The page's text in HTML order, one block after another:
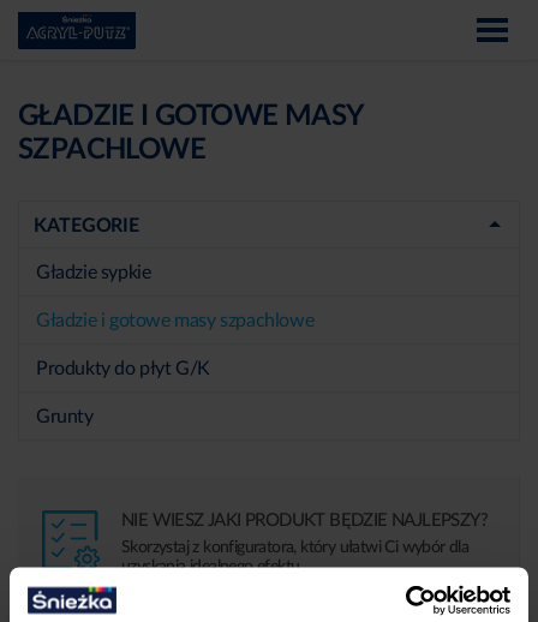
GŁADZIE I GOTOWE MASY
SZPACHLOWE
KATEGORIE
Gładzie sypkie
Gładzie i gotowe masy szpachlowe
Produkty do płyt G/K
Grunty
NIE WIESZ JAKI PRODUKT BĘDZIE NAJLEPSZY?
Skorzystaj z konfiguratora, który ułatwi Ci wybór dla
uzyskania idealnego efektu.